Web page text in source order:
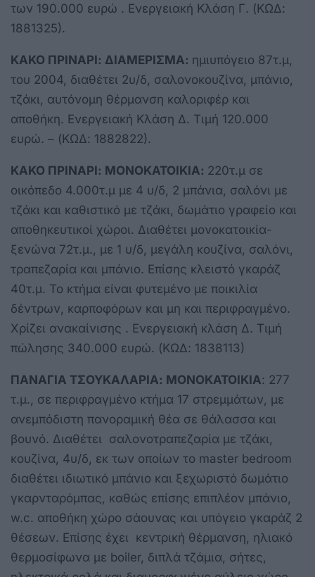
των 190.000 ευρώ . Ενεργειακή Κλάση Γ. (ΚΩΔ:
1881325).
ΚΑΚΟ ΠΡΙΝΑΡΙ: ΔΙΑΜΕΡΙΣΜΑ: ημιυπόγειο 87τ.μ,
του 2004, διαθέτει 2υ/δ, σαλονοκουζίνα, μπάνιο,
τζάκι, αυτόνομη θέρμανση καλοριφέρ και
αποθήκη. Ενεργειακή Κλάση Δ. Τιμή 120.000
ευρώ. – (ΚΩΔ: 1882822).
ΚΑΚΟ ΠΡΙΝΑΡΙ: ΜΟΝΟΚΑΤΟΙΚΙΑ: 220τ.μ σε
οικόπεδο 4.000τ.μ με 4 υ/δ, 2 μπάνια, σαλόνι με
τζάκι και καθιστικό με τζάκι, δωμάτιο γραφείο και
αποθηκευτικοί χώροι. Διαθέτει μονοκατοικία-
ξενώνα 72τ.μ., με 1 υ/δ, μεγάλη κουζίνα, σαλόνι,
τραπεζαρία και μπάνιο. Επίσης κλειστό γκαράζ
40τ.μ. Το κτήμα είναι φυτεμένο με ποικιλία
δέντρων, καρποφόρων και μη και περιφραγμένο.
Χρίζει ανακαίνισης . Ενεργειακή κλάση Δ. Τιμή
πώλησης 340.000 ευρώ. (ΚΩΔ: 1838113)
ΠΑΝΑΓΙΑ ΤΣΟΥΚΑΛΑΡΙΑ: ΜΟΝΟΚΑΤΟΙΚΙΑ: 277
τ.μ., σε περιφραγμένο κτήμα 17 στρεμμάτων, με
ανεμπόδιστη πανοραμική θέα σε θάλασσα και
βουνό. Διαθέτει σαλονοτραπεζαρία με τζάκι,
κουζίνα, 4υ/δ, εκ των οποίων το master bedroom
διαθέτει ιδιωτικό μπάνιο και ξεχωριστό δωμάτιο
γκαρνταρόμπας, καθώς επίσης επιπλέον μπάνιο,
w.c. αποθήκη χώρο σάουνας και υπόγειο γκαράζ 2
θέσεων. Επίσης έχει κεντρική θέρμανση, ηλιακό
θερμοσίφωνα με boiler, διπλά τζάμια, σήτες,